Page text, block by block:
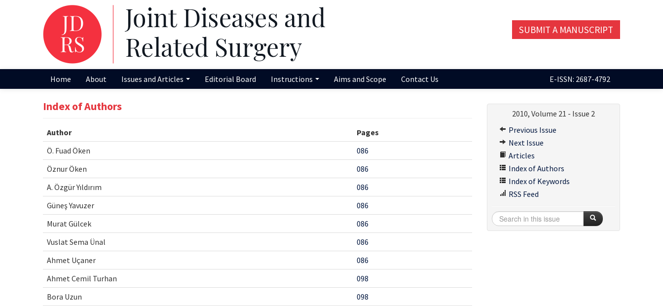
SUBMIT A MANUSCRIPT
Home About Issues and Articles Editorial Board Instructions Aims and Scope Contact Us E-ISSN: 2687-4792
Index of Authors
Author
Pages
Ö. Fuad Öken
086
Öznur Öken
086
A. Özgür Yıldırım
086
Güneş Yavuzer
086
Murat Gülcek
086
Vuslat Sema Ünal
086
Ahmet Uçaner
086
Ahmet Cemil Turhan
098
Bora Uzun
098
2010, Volume 21 - Issue 2
Previous Issue
Next Issue
Articles
Index of Authors
Index of Keywords
RSS Feed